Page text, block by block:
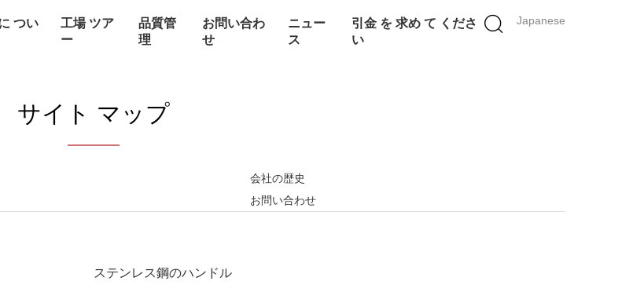
Japanese
つい
工場 ツア
ー
品質管
理
お問い合わ
せ
ニュー
ス
引金 を 求め て くださ
い
サイト マップ
会社の歴史
お問い合わせ
ステンレス鋼のハンドル